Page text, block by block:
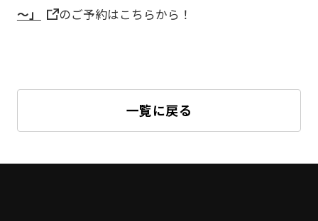
～」
のご予約はこちらから！
一覧に戻る